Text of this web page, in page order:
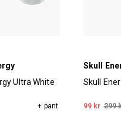
Ultra White
+ pant
Skull
Skull
99 kr 299